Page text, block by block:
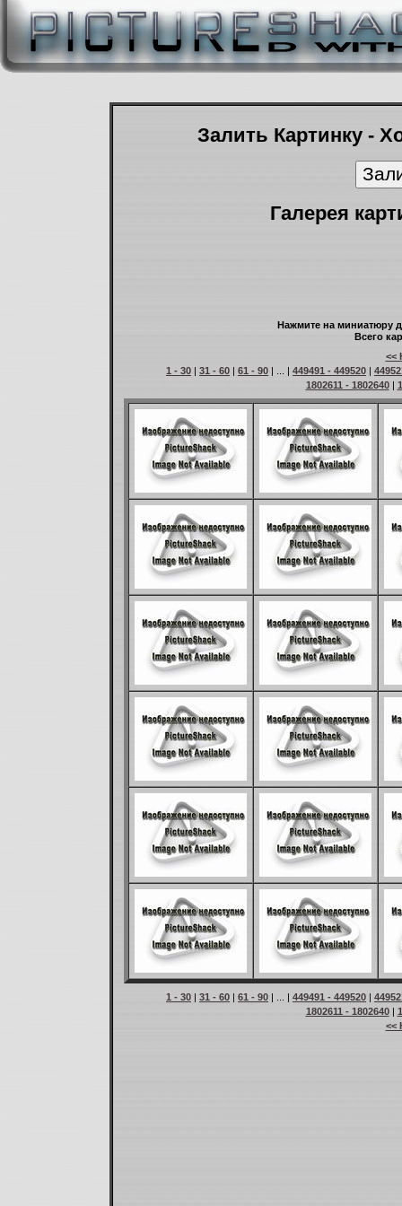
Залить Картинку -
Галерея
Нажмите на миниатюру
Всего
<<
1 - 30 | 31 - 60 | 61 - 90 | ... | 449491 - 449520 |
1802611 - 1802640|
1 - 30 | 31 - 60 | 61 - 90 | ... | 449491 - 449520 |
1802611 - 1802640|
<<